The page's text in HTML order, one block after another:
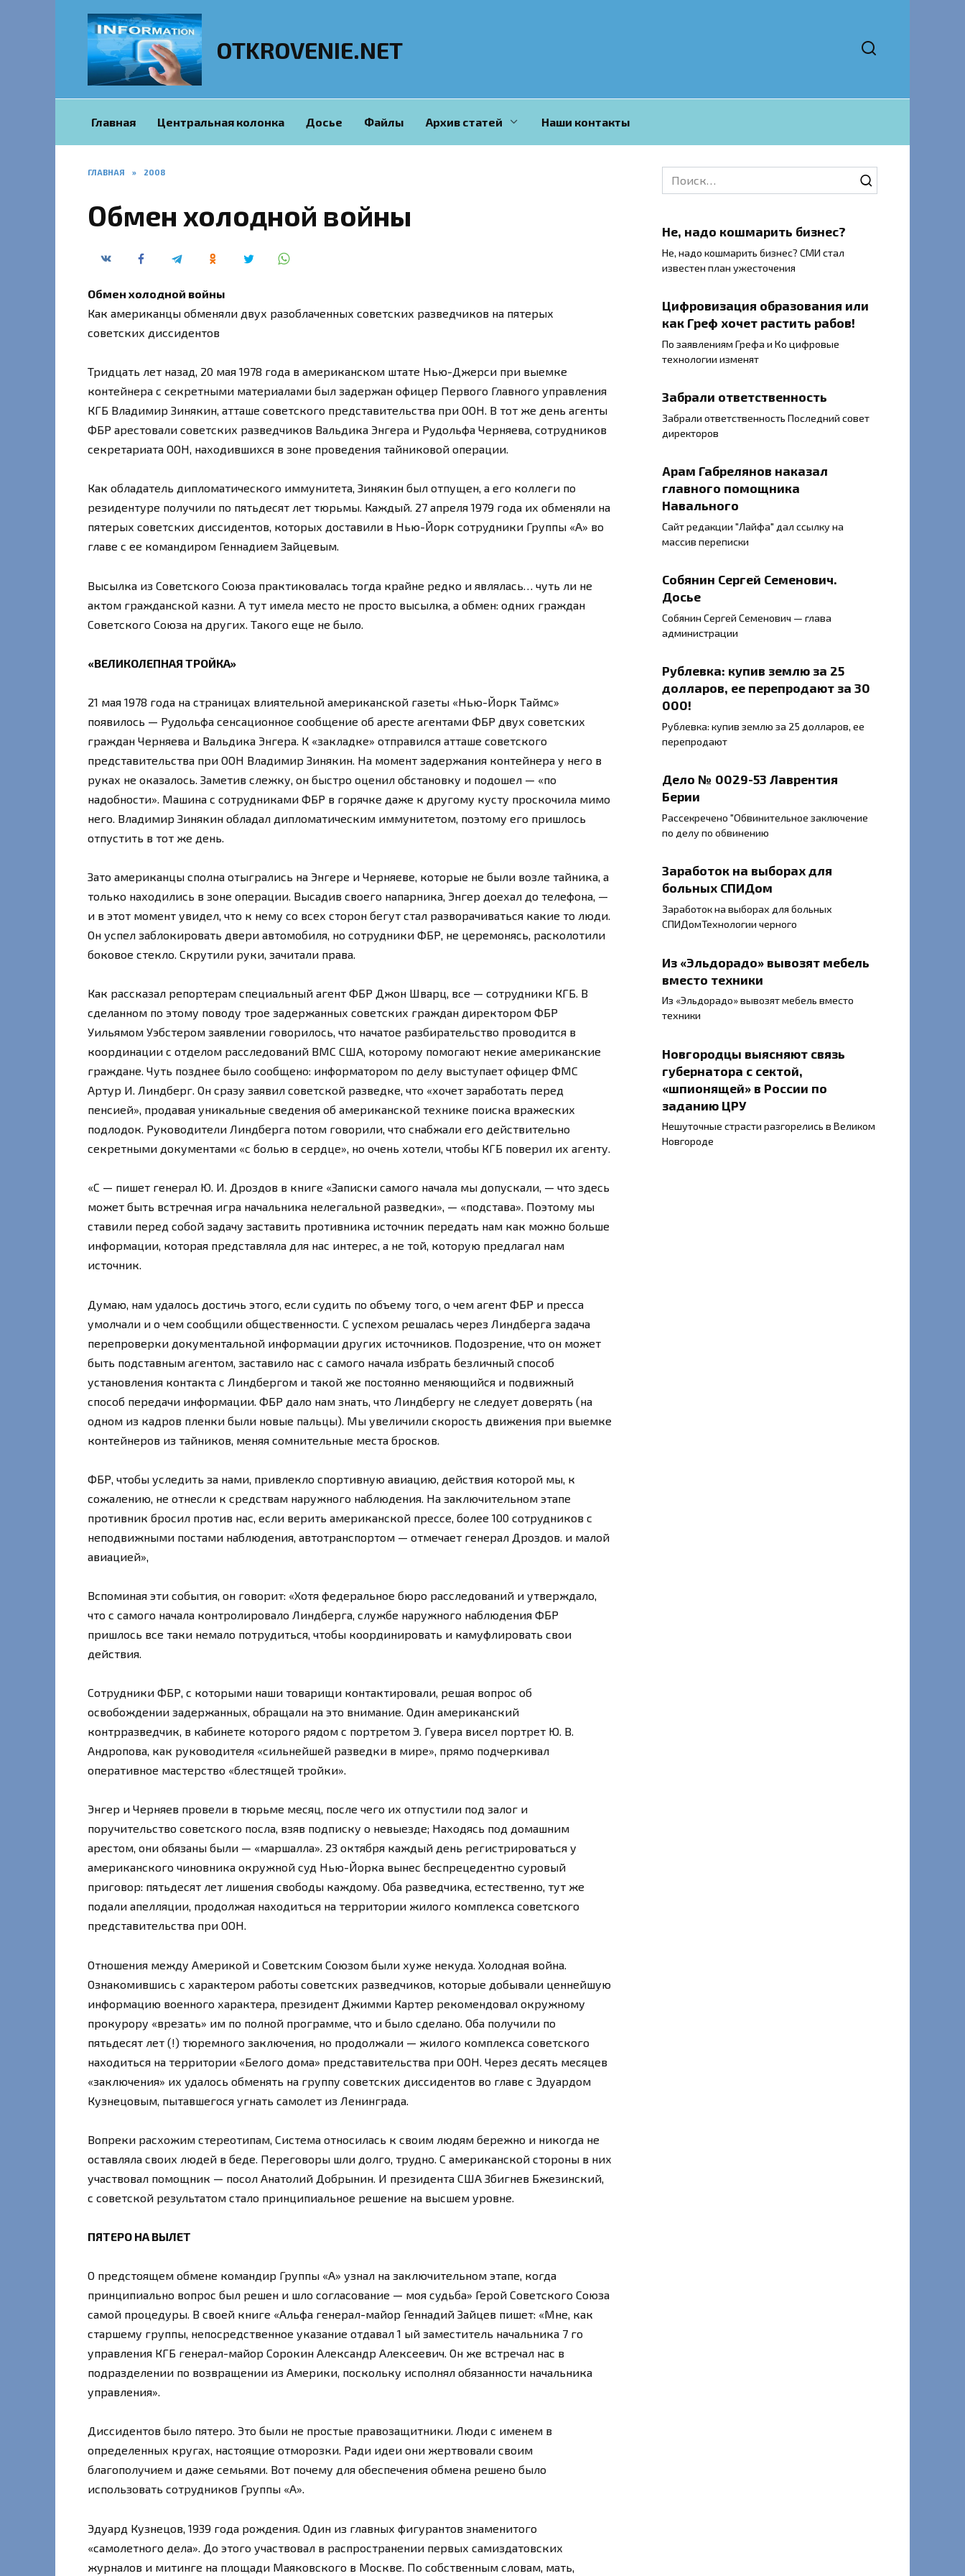
OTKROVENIE.NET
Главная Центральная колонка Досье Файлы Архив статей Наши контакты
ГЛАВНАЯ » 2008
Обмен холодной войны
Обмен холодной войны
Как американцы обменяли двух разоблаченных советских разведчиков на пятерых
советских диссидентов
Тридцать лет назад, 20 мая 1978 года в американском штате Нью-Джерси при выемке
контейнера с секретными материалами был задержан офицер Первого Главного управления
КГБ Владимир Зинякин, атташе советского представительства при ООН. В тот же день агенты
ФБР арестовали советских разведчиков Вальдика Энгера и Рудольфа Черняева, сотрудников
секретариата ООН, находившихся в зоне проведения тайниковой операции.
Как обладатель дипломатического иммунитета, Зинякин был отпущен, а его коллеги по
резидентуре получили по пятьдесят лет тюрьмы. Каждый. 27 апреля 1979 года их обменяли на
пятерых советских диссидентов, которых доставили в Нью-Йорк сотрудники Группы «А» во
главе с ее командиром Геннадием Зайцевым.
Высылка из Советского Союза практиковалась тогда крайне редко и являлась… чуть ли не
актом гражданской казни. А тут имела место не просто высылка, а обмен: одних граждан
Советского Союза на других. Такого еще не было.
«ВЕЛИКОЛЕПНАЯ ТРОЙКА»
21 мая 1978 года на страницах влиятельной американской газеты «Нью-Йорк Таймс»
появилось — Рудольфа сенсационное сообщение об аресте агентами ФБР двух советских
граждан Черняева и Вальдика Энгера. К «закладке» отправился атташе советского
представительства при ООН Владимир Зинякин. На момент задержания контейнера у него в
руках не оказалось. Заметив слежку, он быстро оценил обстановку и подошел — «по
надобности». Машина с сотрудниками ФБР в горячке даже к другому кусту проскочила мимо
него. Владимир Зинякин обладал дипломатическим иммунитетом, поэтому его пришлось
отпустить в тот же день.
Зато американцы сполна отыгрались на Энгере и Черняеве, которые не были возле тайника, а
только находились в зоне операции. Высадив своего напарника, Энгер доехал до телефона, —
и в этот момент увидел, что к нему со всех сторон бегут стал разворачиваться какие то люди.
Он успел заблокировать двери автомобиля, но сотрудники ФБР, не церемонясь, расколотили
боковое стекло. Скрутили руки, зачитали права.
Как рассказал репортерам специальный агент ФБР Джон Шварц, все — сотрудники КГБ. В
сделанном по этому поводу трое задержанных советских граждан директором ФБР
Уильямом Уэбстером заявлении говорилось, что начатое разбирательство проводится в
координации с отделом расследований ВМС США, которому помогают некие американские
граждане. Чуть позднее было сообщено: информатором по делу выступает офицер ФМС
Артур И. Линдберг. Он сразу заявил советской разведке, что «хочет заработать перед
пенсией», продавая уникальные сведения об американской технике поиска вражеских
подлодок. Руководители Линдберга потом говорили, что снабжали его действительно
секретными документами «с болью в сердце», но очень хотели, чтобы КГБ поверил их агенту.
«С — пишет генерал Ю. И. Дроздов в книге «Записки самого начала мы допускали, — что здесь
может быть встречная игра начальника нелегальной разведки», — «подстава». Поэтому мы
ставили перед собой задачу заставить противника источник передать нам как можно больше
информации, которая представляла для нас интерес, а не той, которую предлагал нам
источник.
Думаю, нам удалось достичь этого, если судить по объему того, о чем агент ФБР и пресса
умолчали и о чем сообщили общественности. С успехом решалась через Линдберга задача
перепроверки документальной информации других источников. Подозрение, что он может
быть подставным агентом, заставило нас с самого начала избрать безличный способ
установления контакта с Линдбергом и такой же постоянно меняющийся и подвижный
способ передачи информации. ФБР дало нам знать, что Линдбергу не следует доверять (на
одном из кадров пленки были новые пальцы). Мы увеличили скорость движения при выемке
контейнеров из тайников, меняя сомнительные места бросков.
ФБР, чтобы уследить за нами, привлекло спортивную авиацию, действия которой мы, к
сожалению, не отнесли к средствам наружного наблюдения. На заключительном этапе
противник бросил против нас, если верить американской прессе, более 100 сотрудников с
неподвижными постами наблюдения, автотранспортом — отмечает генерал Дроздов. и малой
авиацией»,
Вспоминая эти события, он говорит: «Хотя федеральное бюро расследований и утверждало,
что с самого начала контролировало Линдберга, службе наружного наблюдения ФБР
пришлось все таки немало потрудиться, чтобы координировать и камуфлировать свои
действия.
Сотрудники ФБР, с которыми наши товарищи контактировали, решая вопрос об
освобождении задержанных, обращали на это внимание. Один американский
контрразведчик, в кабинете которого рядом с портретом Э. Гувера висел портрет Ю. В.
Андропова, как руководителя «сильнейшей разведки в мире», прямо подчеркивал
оперативное мастерство «блестящей тройки».
Энгер и Черняев провели в тюрьме месяц, после чего их отпустили под залог и
поручительство советского посла, взяв подписку о невыезде; Находясь под домашним
арестом, они обязаны были — «маршалла». 23 октября каждый день регистрироваться у
американского чиновника окружной суд Нью-Йорка вынес беспрецедентно суровый
приговор: пятьдесят лет лишения свободы каждому. Оба разведчика, естественно, тут же
подали апелляции, продолжая находиться на территории жилого комплекса советского
представительства при ООН.
Отношения между Америкой и Советским Союзом были хуже некуда. Холодная война.
Ознакомившись с характером работы советских разведчиков, которые добывали ценнейшую
информацию военного характера, президент Джимми Картер рекомендовал окружному
прокурору «врезать» им по полной программе, что и было сделано. Оба получили по
пятьдесят лет (!) тюремного заключения, но продолжали — жилого комплекса советского
находиться на территории «Белого дома» представительства при ООН. Через десять месяцев
«заключения» их удалось обменять на группу советских диссидентов во главе с Эдуардом
Кузнецовым, пытавшегося угнать самолет из Ленинграда.
Вопреки расхожим стереотипам, Система относилась к своим людям бережно и никогда не
оставляла своих людей в беде. Переговоры шли долго, трудно. С американской стороны в них
участвовал помощник — посол Анатолий Добрынин. И президента США Збигнев Бжезинский,
с советской результатом стало принципиальное решение на высшем уровне.
ПЯТЕРО НА ВЫЛЕТ
О предстоящем обмене командир Группы «А» узнал на заключительном этапе, когда
принципиально вопрос был решен и шло согласование — моя судьба» Герой Советского Союза
самой процедуры. В своей книге «Альфа генерал-майор Геннадий Зайцев пишет: «Мне, как
старшему группы, непосредственное указание отдавал 1 ый заместитель начальника 7 го
управления КГБ генерал-майор Сорокин Александр Алексеевич. Он же встречал нас в
подразделении по возвращении из Америки, поскольку исполнял обязанности начальника
управления».
Диссидентов было пятеро. Это были не простые правозащитники. Люди с именем в
определенных кругах, настоящие отморозки. Ради идеи они жертвовали своим
благополучием и даже семьями. Вот почему для обеспечения обмена решено было
использовать сотрудников Группы «А».
Эдуард Кузнецов, 1939 года рождения. Один из главных фигурантов знаменитого
«самолетного дела». До этого участвовал в распространении первых самиздатовских
журналов и митинге на площади Маяковского в Москве. По собственным словам, мать,
Search
for:
Не, надо кошмарить бизнес?
Не, надо кошмарить бизнес? СМИ стал
известен план ужесточения
Цифровизация образования или
как Греф хочет растить рабов!
По заявлениям Грефа и Ко цифровые
технологии изменят
Забрали ответственность
Забрали ответственность Последний совет
директоров
Арам Габрелянов наказал
главного помощника
Навального
Сайт редакции "Лайфа" дал ссылку на
массив переписки
Собянин Сергей Семенович.
Досье
Собянин Сергей Семенович — глава
администрации
Рублевка: купив землю за 25
долларов, ее перепродают за 30
000!
Рублевка: купив землю за 25 долларов, ее
перепродают
Дело № 0029-53 Лаврентия
Берии
Рассекречено "Обвинительное заключение
по делу по обвинению
Заработок на выборах для
больных СПИДом
Заработок на выборах для больных
СПИДомТехнологии черного
Из «Эльдорадо» вывозят мебель
вместо техники
Из «Эльдорадо» вывозят мебель вместо
техники
Новгородцы выясняют связь
губернатора с сектой,
«шпионящей» в России по
заданию ЦРУ
Нешуточные страсти разгорелись в Великом
Новгороде